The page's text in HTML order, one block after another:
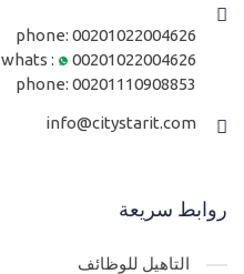
phone: 00201022004626
whats :
00201022004626
phone: 00201110908853
info@citystarit.com
روابط سريعة
التاهيل للوظائف